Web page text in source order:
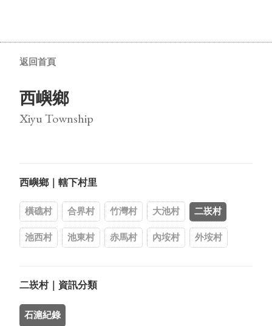
返回首頁
西嶼鄉
Xiyu Township
西嶼鄉｜轄下村里
橫礁村 合界村 竹灣村 大池村 二崁村
池西村 池東村 赤馬村 內垵村 外垵村
二崁村｜資訊分類
石滬紀錄